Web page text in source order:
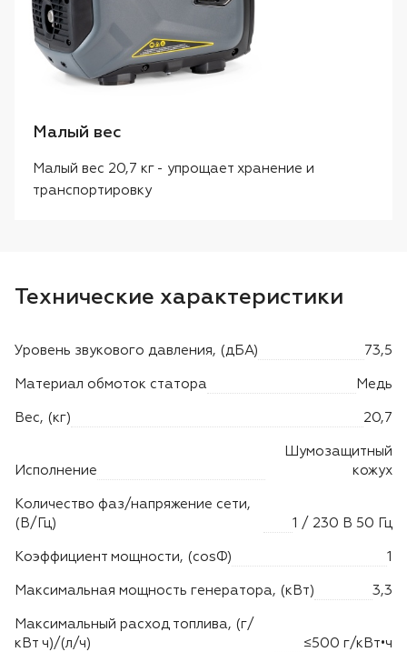
Малый вес
Малый вес 20,7 кг - упрощает хранение и
транспортировку
Технические характеристики
Уровень звукового давления, (дБА) 73,5
Материал обмоток статора Медь
Вес, (кг) 20,7
Исполнение
Шумозащитный
кожух
Количество фаз/напряжение сети,
(В/Гц)
1 / 230 В 50 Гц
Коэффициент мощности, (cosФ) 1
Максимальная мощность генератора, (кВт) 3,3
Максимальный расход топлива, (г/
кВт ч)/(л/ч)
≤500 г/кВт•ч